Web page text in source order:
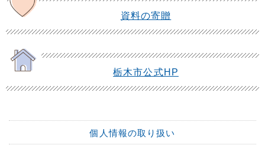
資料の寄贈
栃木市公式HP
個人情報の取り扱い